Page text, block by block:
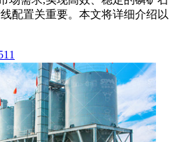
配置关重要。本文将详细介绍以